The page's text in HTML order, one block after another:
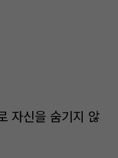
자신을 숨기지 않